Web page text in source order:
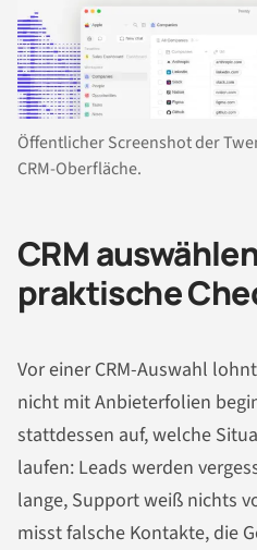
Öffentlicher Screenshot der
CRM-Oberfläche.
CRM
praktische
Vor einer CRM-Auswahl
nicht mit Anbieterfolien
stattdessen auf, welche
laufen: Leads werden
lange, Support weiß nichts
misst falsche Kontakte, die